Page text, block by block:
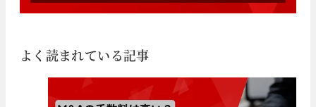
よく読まれている記事